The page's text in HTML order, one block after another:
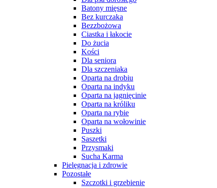
Batony mięsne
Bez kurczaka
Bezzbożowa
Ciastka i łakocie
Do żucia
Kości
Dla seniora
Dla szczeniaka
Oparta na drobiu
Oparta na indyku
Oparta na jagnięcinie
Oparta na króliku
Oparta na rybie
Oparta na wołowinie
Puszki
Saszetki
Przysmaki
Sucha Karma
Pielęgnacja i zdrowie
Pozostałe
Szczotki i grzebienie